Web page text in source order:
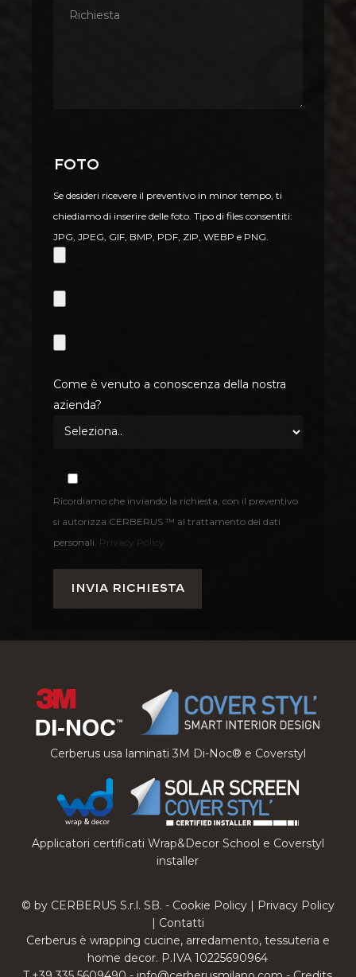
Foto
Se desideri ricevere il preventivo in minor tempo, ti
chiediamo di inserire delle foto. Tipo di files consentiti:
JPG, JPEG, GIF, BMP, PDF, ZIP, WEBP e PNG.
Come è venuto a conoscenza della nostra
azienda?
Ricordiamo che inviando la richiesta, con il preventivo
si autorizza CERBERUS ™ al trattamento dei dati
personali. Privacy Policy
Cerberus usa laminati 3M Di-Noc® e Coverstyl
Applicatori certificati Wrap&Decor School e Coverstyl
installer
© by CERBERUS S.r.l. SB. - Cookie Policy| Privacy Policy
| Contatti
Cerberus è wrapping cucine, arredamento, tessuteria e
home decor. P.IVA 10225690964